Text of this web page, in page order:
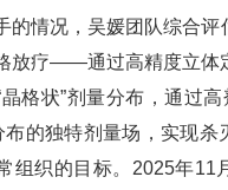
情况，吴媛团队综合评
放疗——通过高精度立体
格状”剂量分布，通过高
布的独特剂量场，实现杀
组织的目标。2025年11